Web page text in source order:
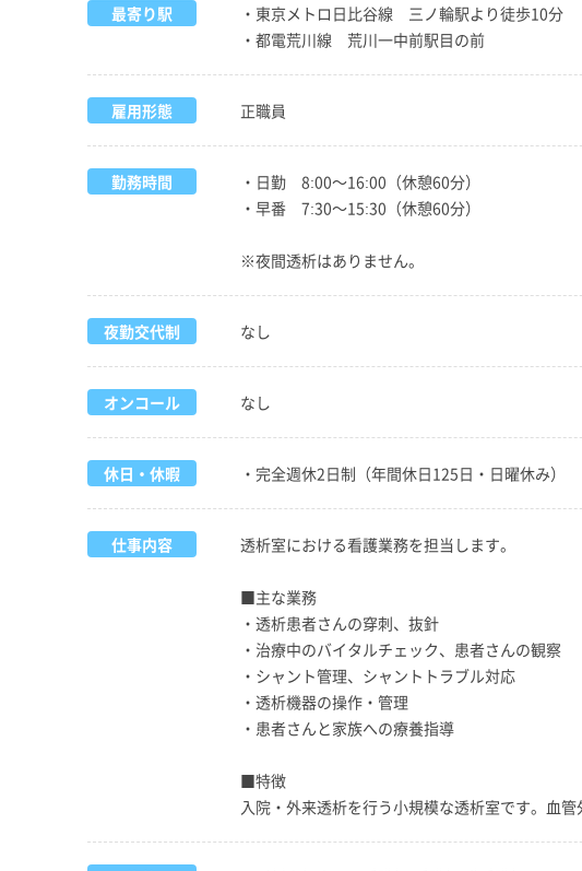
最寄り駅
・東京メトロ日比谷線 三ノ輪駅より徒歩10分
・都電荒川線 荒川一中前駅目の前
雇用形態 正職員
勤務時間
・日勤 8:00～16:00（休憩60分）
・早番 7:30～15:30（休憩60分）
※夜間透析はありません。
夜勤交代制 なし
オンコール なし
休日・休暇 ・完全週休2日制（年間休日125日・日曜休み）
仕事内容 透析室における看護業務を担当します。
■主な業務
・透析患者さんの穿刺、抜針
・治療中のバイタルチェック、患者さんの観察
・シャント管理、シャントトラブル対応
・透析機器の操作・管理
・患者さんと家族への療養指導
■特徴
入院・外来透析を行う小規模な透析室です。血